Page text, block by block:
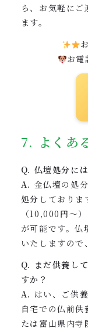
ら、お気軽に
ます。
お電
7. よくあ
Q. 仏壇処分に
A. 金仏壇の処
処分 しており
（10,000円〜
が可能です。仏
いたしますので
Q. まだ供養し
すか？
A. はい、ご供
自宅での仏前
たは富山県内